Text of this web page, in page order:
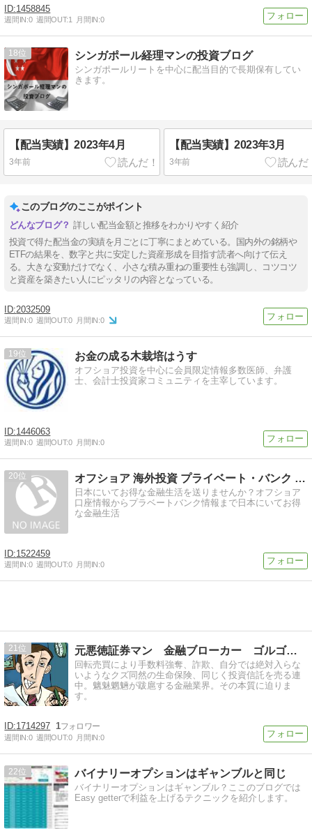
1458845
週間IN:0 週間OUT:1 月間IN:0
18 シンガポール経理マンの投資ブログ
シンガポールリートを中心に配当目的で長期保有してい
きます。
【配当実績】2023年4月
3年前
【配当実績】2023年3月
3年前
このブログのここがポイント
詳しい配当金額と推移をわかりやすく紹介
投資で得た配当金の実績を月ごとに丁寧にまとめている。国内外の銘柄や
ETFの結果を、数字と共に安定した資産形成を目指す読者へ向けて伝え
る。大きな変動だけでなく、小さな積み重ねの重要性も強調し、コツコツ
と資産を築きたい人にピッタリの内容となっている。
2032509
週間IN:0 週間OUT:0 月間IN:0
19 お金の成る木栽培はうす
オフショア投資を中心に会員限定情報多数医師、弁護
士、会計士投資家コミュニティを主宰しています。
1446063
週間IN:0 週間OUT:0 月間IN:0
20 オフショア 海外投資 プライベート・バンク 情報
日本にいてお得な金融生活を送りませんか？オフショア
口座情報からプラベートバンク情報まで日本にいてお得
な金融生活
1522459
週間IN:0 週間OUT:0 月間IN:0
21 元悪徳証券マン 金融ブローカー ゴルゴ３１の投資研究所２ …
回転売買により手数料強奪、詐欺、自分では絶対入らな
いようなクズ同然の生命保険、同じく投資信託を売る連
中。魑魅魍魎が跋扈する金融業界。その本質に迫りま
す。
1714297 1
週間IN:0 週間OUT:0 月間IN:0
22 バイナリーオプションはギャンブルと同じ
バイナリーオプションはギャンブル？ここのブログでは
Easy getterで利益を上げるテクニックを紹介します。